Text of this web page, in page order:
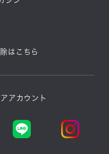
はこちら
アカウント